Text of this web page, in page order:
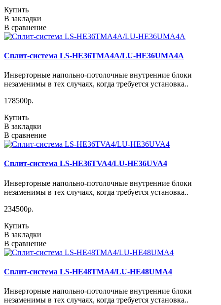
Купить
В закладки
В сравнение
Сплит-система LS-HE36TMA4A/LU-HE36UMA4A
Инверторные напольно-потолочные внутренние блоки
незаменимы в тех случаях, когда требуется установка..
178500р.
Купить
В закладки
В сравнение
Сплит-система LS-HE36TVA4/LU-HE36UVA4
Инверторные напольно-потолочные внутренние блоки
незаменимы в тех случаях, когда требуется установка..
234500р.
Купить
В закладки
В сравнение
Сплит-система LS-HE48TMA4/LU-HE48UMA4
Инверторные напольно-потолочные внутренние блоки
незаменимы в тех случаях, когда требуется установка..